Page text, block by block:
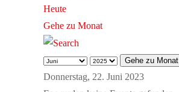
Heute
Gehe zu Monat
Gehe zu Monat
Donnerstag, 22. Juni 2023